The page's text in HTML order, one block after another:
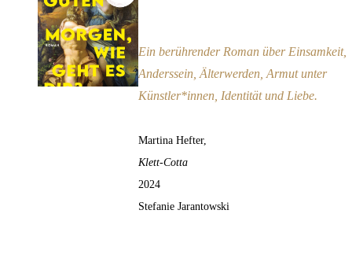
Ein berührender Roman über Einsamkeit,
Anderssein, Älterwerden, Armut unter
Künstler*innen, Identität und Liebe.
Martina Hefter,
Klett-Cotta
2024
Stefanie Jarantowski